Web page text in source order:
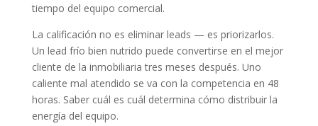
tiempo del equipo comercial.
La calificación no es eliminar leads — es priorizarlos.
Un lead frío bien nutrido puede convertirse en el mejor
cliente de la inmobiliaria tres meses después. Uno
caliente mal atendido se va con la competencia en 48
horas. Saber cuál es cuál determina cómo distribuir la
energía del equipo.